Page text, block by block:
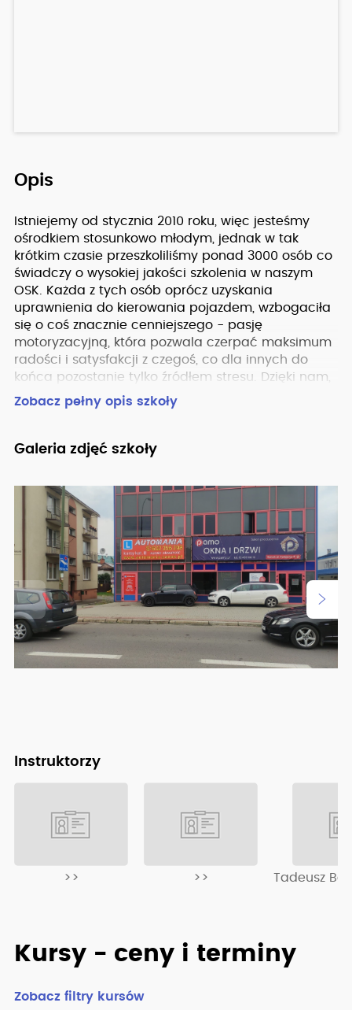
Opis
Istniejemy od stycznia 2010 roku, więc jesteśmy
ośrodkiem stosunkowo młodym, jednak w tak
krótkim czasie przeszkoliliśmy ponad 3000 osób co
świadczy o wysokiej jakości szkolenia w naszym
OSK. Każda z tych osób oprócz uzyskania
uprawnienia do kierowania pojazdem, wzbogaciła
się o coś znacznie cenniejszego - pasję
motoryzacyjną, która pozwala czerpać maksimum
radości i satysfakcji z czegoś, co dla innych do
końca pozostanie tylko źródłem stresu. Dzięki nam,
samochód kojarzyć Ci się będzie jako pojazd
przyjazny Tobie i w Pełni podporządkowany.
Zobacz pełny opis szkoły
Galeria zdjęć szkoły
Instruktorzy
>> >> Tadeusz
Kursy - ceny i terminy
Zobacz filtry kursów